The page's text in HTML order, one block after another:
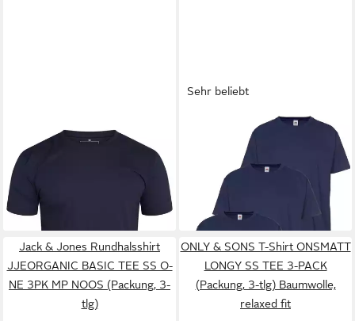
BASETEEO (Packung, 3er-
Pack) Herren Basic Kurzarm
Rundhals Shirt Crew-Neck O-
Ausschnitt
11,99 €
Sehr beliebt
FRUIT OF THE LOOM
T-Shirt
(Packung, 3-tlg) mit
Rundhalsausschnitt
ab 21,99 €
(7,33 €/ 1 Stk)
Jack & Jones Rundhalsshirt
JJEORGANIC BASIC TEE SS O-
NE 3PK MP NOOS (Packung, 3-
tlg)
ONLY & SONS T-Shirt ONSMATT
LONGY SS TEE 3-PACK
(Packung, 3-tlg) Baumwolle,
relaxed fit